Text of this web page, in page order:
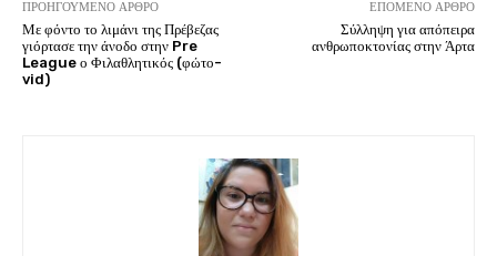
ΠΡΟΗΓΟΎΜΕΝΟ ΆΡΘΡΟ
Με φόντο το λιμάνι της Πρέβεζας
γιόρτασε την άνοδο στην Pre
League ο Φιλαθλητικός (φώτο-
vid)
ΕΠΌΜΕΝΟ ΆΡΘΡΟ
Σύλληψη για απόπειρα
ανθρωποκτονίας στην Άρτα